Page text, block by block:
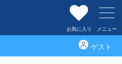
お気に入り メニュー
ゲスト